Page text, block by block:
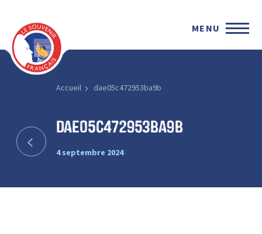
MENU
Accueil dae05c472953ba9b
dae05c472953ba9b
4 septembre 2024